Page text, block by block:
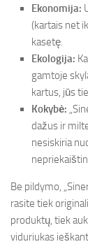
Ekonomija:
(kartais net
kasetę.
Ekologija:
gamtoje
kartus, jūs
Kokybė:
dažus ir
nesiskiria
Be pildymo,
rasite tiek
produktų, tiek
viduriukas